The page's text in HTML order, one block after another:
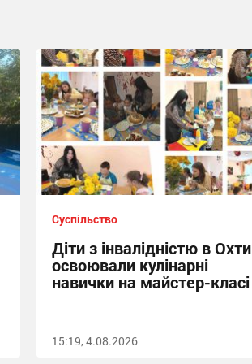
Суспільство
Діти з інвалідністю в
освоювали кулінарні
навички на майстер-класі
15:19, 4.08.2026